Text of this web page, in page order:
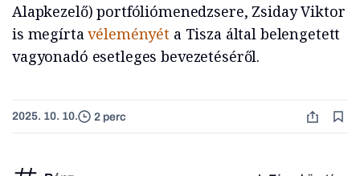
Alapkezelő) portfóliómenedzsere, Zsiday Viktor
is megírtavéleményéta Tisza által belengetett
vagyonadó esetleges bevezetéséről.
2025. 10. 10. 2 perc